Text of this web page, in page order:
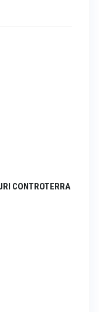
CONTROTERRA